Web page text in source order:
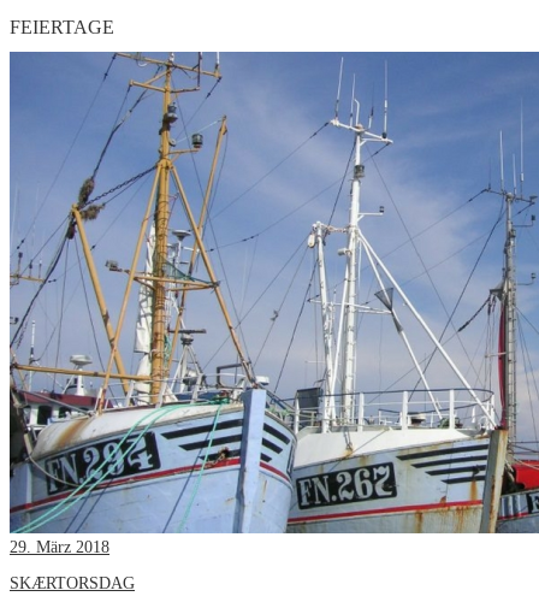
FEIERTAGE
29. März 2018
SKÆRTORSDAG